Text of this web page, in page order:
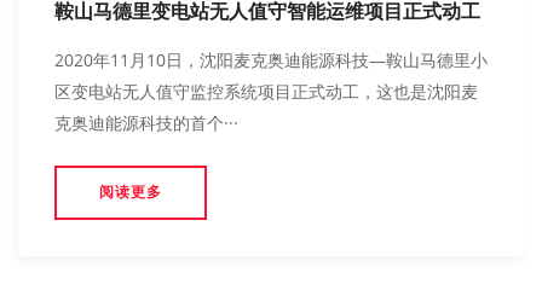
鞍山马德里变电站无人值守智能运维项目正式动工
2020年11月10日，沈阳麦克奥迪能源科技—鞍山马德里小
区变电站无人值守监控系统项目正式动工，这也是沈阳麦
克奥迪能源科技的首个···
阅读更多